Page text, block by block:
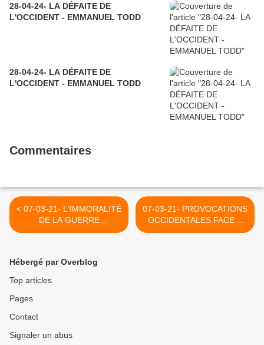
28-04-24- LA DÉFAITE DE
L'OCCIDENT - EMMANUEL TODD
28-04-24- LA DÉFAITE DE
L'OCCIDENT - EMMANUEL TODD
Commentaires
< 07-03-21- L'IMMORALITÉ
DE LA GUERRE
IMPERIALISTE
07-03-21- PROVOCATIONS
OCCIDENTALES FACE A
LA RUSSIE >
Hébergé par Overblog
Top articles
Pages
Contact
Signaler un abus